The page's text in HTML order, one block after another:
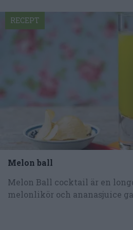
Melon ball
Melon Ball cocktail är en
melonlikör och ananasjuice
RECEPT